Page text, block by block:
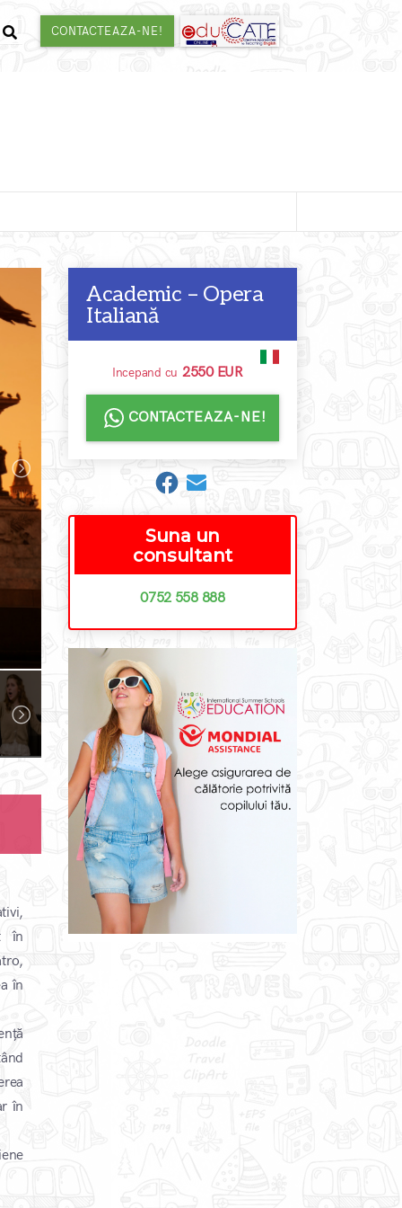
CONTACTEAZA-NE!
în
în
în
Academic – Opera
Italiană
Incepand cu 2550 EUR
CONTACTEAZA-NE!
Suna un
consultant
0752 558 888